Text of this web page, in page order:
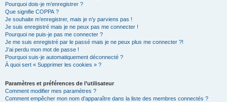
Pourquoi dois-je m’enregistrer ?
Que signifie COPPA ?
Je souhaite m’enregistrer, mais je n’y parviens pas !
Je suis enregistré mais je ne peux pas me connecter !
Pourquoi ne puis-je pas me connecter ?
Je me suis enregistré par le passé mais je ne peux plus me connecter ?!
J’ai perdu mon mot de passe !
Pourquoi suis-je automatiquement déconnecté ?
À quoi sert « Supprimer les cookies » ?
Paramètres et préférences de l’utilisateur
Comment modifier mes paramètres ?
Comment empêcher mon nom d’apparaître dans la liste des membres connectés ?